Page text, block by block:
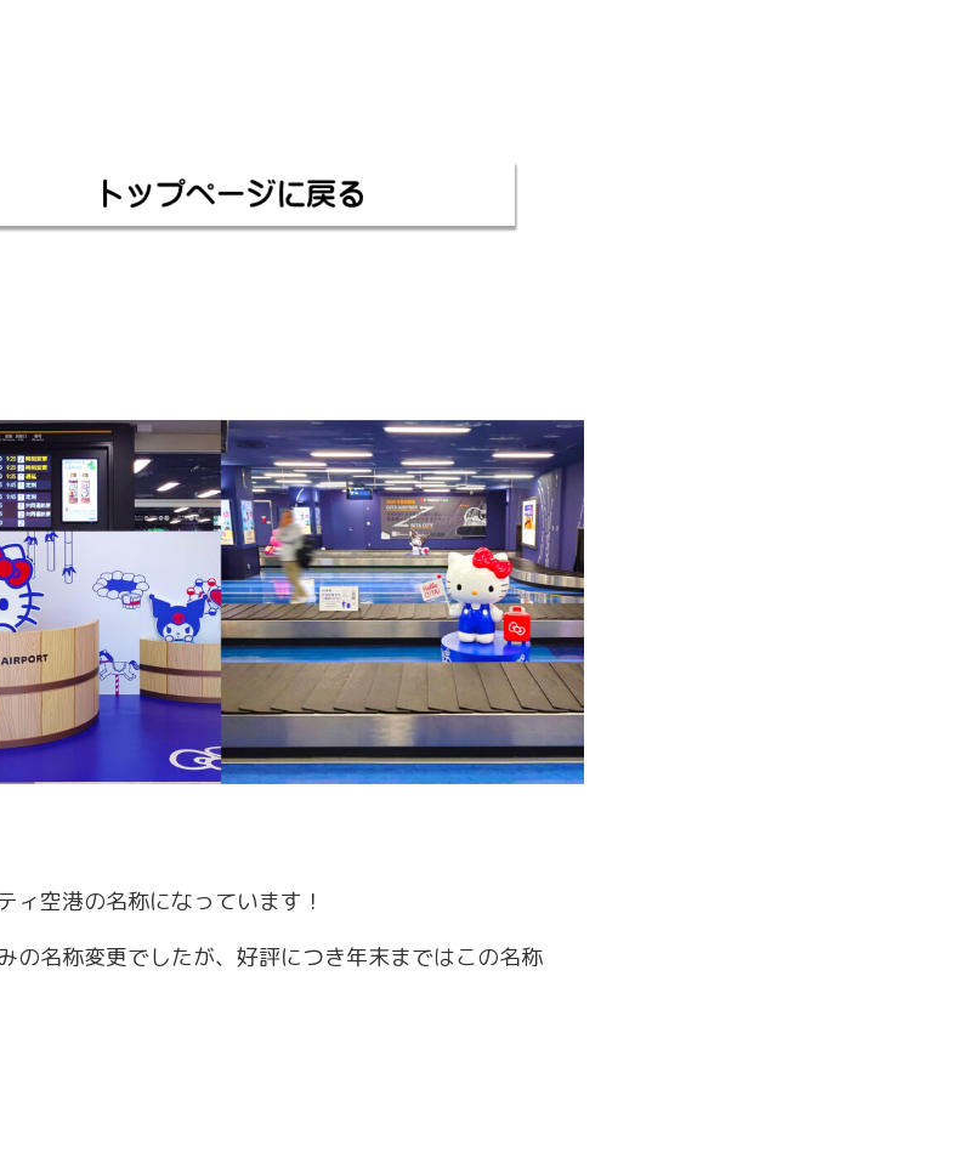
ィ空港の名称になっています！
の名称変更でしたが、好評につき年末まではこの名称